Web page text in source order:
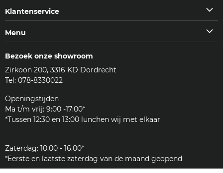
Facebook
op
InstagramYoutubeE-
Klantenservice
Veelgestelde vragen (FAQ)
Reviews
Woordenlijst
Menu
Koffie & meer
Accessoires
Reinigingsmiddelen
Onderdelen
JURA
Klantenservice
Bezoek onze showroom
Zirkoon 200, 3316 KD Dordrecht
Tel: 078-8330022
Openingstijden
Ma t/m vrij: 9:00 -17:00*
*Tussen 12:30 en 13:00 lunchen wij met elkaar
Zaterdag: 10.00 - 16.00*
*Eerste en laatste zaterdag van de maand geopend